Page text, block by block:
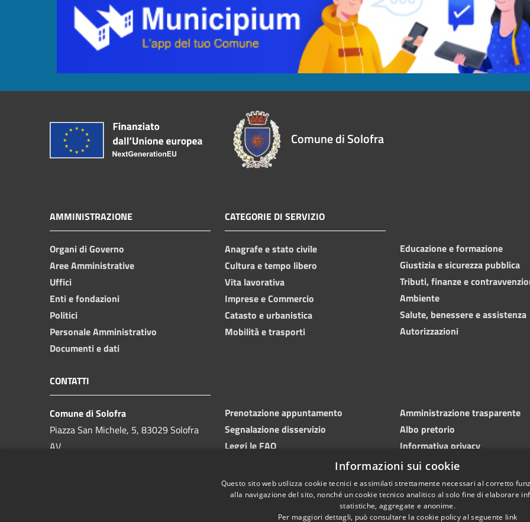
Comune di Solofra
AMMINISTRAZIONE
Organi di Governo
Aree Amministrative
Uffici
Enti e fondazioni
Politici
Personale Amministrativo
Documenti e dati
CATEGORIE DI SERVIZIO
Anagrafe e stato civile
Cultura e tempo libero
Vita lavorativa
Imprese e Commercio
Catasto e urbanistica
Mobilità e trasporti
Educazione e formazione
Giustizia e sicurezza pubblica
Tributi, finanze e
Ambiente
Salute, benessere e assistenza
Autorizzazioni
CONTATTI
Comune di Solofra
Piazza San Michele, 5, 83029 Solofra
AV
Prenotazione appuntamento
Segnalazione disservizio
Leggi le FAQ
Amministrazione trasparente
Albo pretorio
Informativa privacy
Note legali
Dichiarazione di accessibilità
Informazioni sui cookie
Questo sito web utilizza cookie tecnici e assimilati strettamente necessari al corretto
alla navigazione del sito, nonché un cookie tecnico analitico al solo fine di elaborare
statistiche, aggregate e anonime.
Per maggiori dettagli, può consultare la cookie policy al seguente link